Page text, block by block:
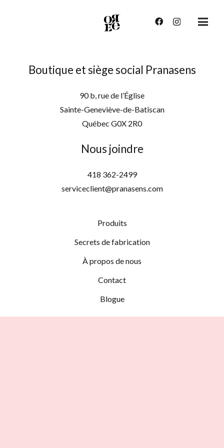
Boutique et siège social Pranasens
90 b, rue de l’Église
Sainte-Geneviève-de-Batiscan
Québec G0X 2R0
Nous joindre
418 362-2499
serviceclient@pranasens.com
Produits
Secrets de fabrication
À propos de nous
Contact
Blogue